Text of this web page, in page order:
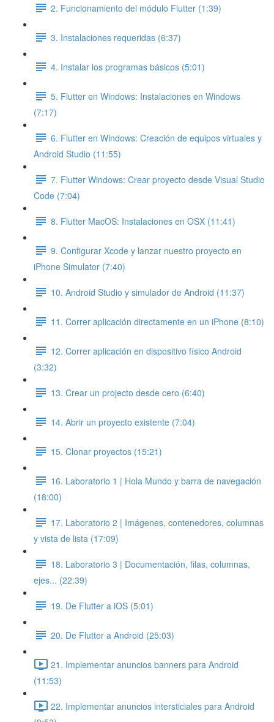
2. Funcionamiento del módulo Flutter (1:39)
3. Instalaciones requeridas (6:37)
4. Instalar los programas básicos (5:01)
5. Flutter en Windows: Instalaciones en Windows
(7:17)
6. Flutter en Windows: Creación de equipos virtuales y
Android Studio (11:55)
7. Flutter Windows: Crear proyecto desde Visual Studio
Code (7:04)
8. Flutter MacOS: Instalaciones en OSX (11:41)
9. Configurar Xcode y lanzar nuestro proyecto en
iPhone Simulator (7:40)
10. Android Studio y simulador de Android (11:37)
11. Correr aplicación directamente en un iPhone (8:10)
12. Correr aplicación en dispositivo físico Android
(3:32)
13. Crear un projecto desde cero (6:40)
14. Abrir un proyecto existente (7:04)
15. Clonar proyectos (15:21)
16. Laboratorio 1 | Hola Mundo y barra de navegación
(18:00)
17. Laboratorio 2 | Imágenes, contenedores, columnas
y vista de lista (17:09)
18. Laboratorio 3 | Documentación, filas, columnas,
ejes... (22:39)
19. De Flutter a iOS (5:01)
20. De Flutter a Android (25:03)
21. Implementar anuncios banners para Android
(11:53)
22. Implementar anuncios intersticiales para Android